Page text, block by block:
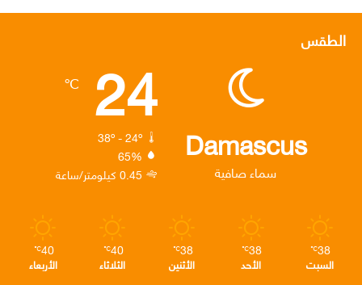
ب
و
ق
ر
ا
ر
ا
الطقس
Damascus
سماء صافية
24
℃
38º - 24º
65%
0.45 كيلومتر/ساعة
38
℃
السبت
38
℃
الأحد
38
℃
الأثنين
40
℃
الثلاثاء
40
℃
الأربعاء